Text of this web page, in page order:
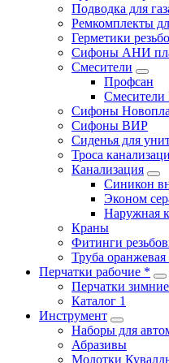
Подводка для
Ремкомплекты
Герметики
Сифоны АНИ
Смесители
Профсан
Смесители
Сифоны
Сифоны ВИР
Сиденья для
Троса
Канализация
Синикон
Эконом
Наружная
Краны
Фитинги
Труба
Перчатки рабочие *
Перчатки зимние
Каталог 1
Инструмент
Наборы для
Абразивы
Молотки